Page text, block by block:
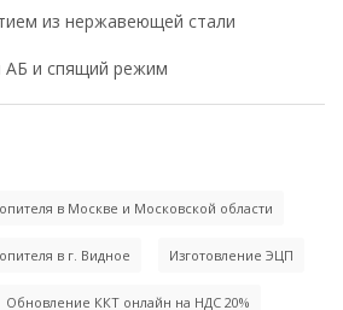
из нержавеющей стали
АБ и спящий режим
в Москве и Московской области
в г. Видное Изготовление ЭЦП
Обновление ККТ онлайн на НДС 20%